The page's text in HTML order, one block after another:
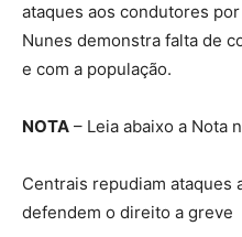
ataques aos condutores
Nunes demonstra falta de
e com a população.
NOTA – Leia abaixo a Nota
Centrais repudiam ataques
defendem o direito a greve